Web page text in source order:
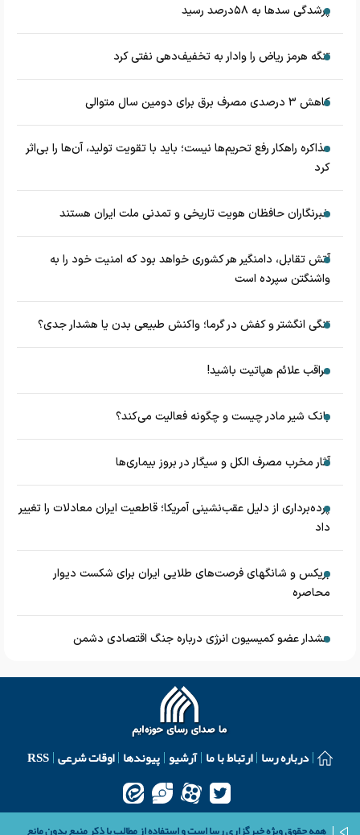
پرشدگی سدها به ۵۸درصد رسید
تنگه هرمز ریاض را وادار به تخفیف‌دهی نفتی کرد
کاهش ۳ درصدی مصرف برق برای دومین سال متوالی
مذاکره راهکار رفع تحریم‌ها نیست؛ باید با تقویت تولید، آن‌ها را بی‌اثر
کرد
خبرنگاران حافظان هویت تاریخی و تمدنی ملت ایران هستند
آتش تقابل، دامنگیر هر کشوری خواهد بود که امنیت خود را به
واشنگتن سپرده است
تنگی انگشتر و کفش در گرما؛ واکنش طبیعی بدن یا هشدار جدی؟
مراقب علائم هپاتیت باشید!
بانک شیر مادر چیست و چگونه فعالیت می‌کند؟
آثار مخرب مصرف الکل و سیگار در بروز بیماری‌ها
پرده‌برداری از دلیل عقب‌نشینی آمریکا؛ قاطعیت ایران معادلات را تغییر
داد
بریکس و شانگهای فرصت‌های طلایی ایران برای شکست دیوار
محاصره
هشدار عضو کمیسیون انرژی درباره جنگ اقتصادی دشمن
درباره رسا ارتباط با ما آرشیو پیوندها اوقات شرعی RSS